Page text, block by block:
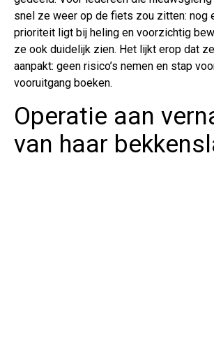
snel ze weer op de fiets zou zitten: nog
prioriteit ligt bij heling en voorzichtig
ze ook duidelijk zien. Het lijkt erop dat
aanpakt: geen risico’s nemen en stap
vooruitgang boeken.
Operatie aan
van haar